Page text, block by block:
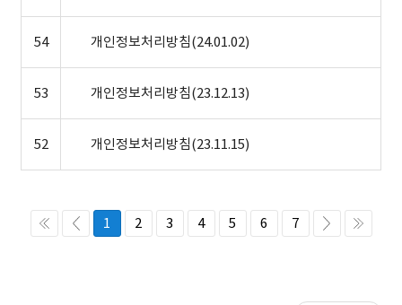
54 개인정보처리방침(24.01.02)
53 개인정보처리방침(23.12.13)
52 개인정보처리방침(23.11.15)
1 2 3 4 5 6 7